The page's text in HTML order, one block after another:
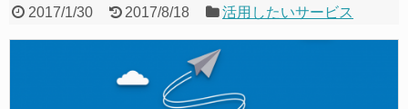
2017/1/30 2017/8/18 活用したいサービス